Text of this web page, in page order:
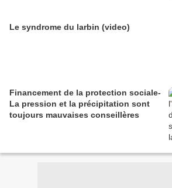
Le syndrome du larbin (video)
Financement de la protection sociale-
La pression et la précipitation sont
toujours mauvaises conseillères